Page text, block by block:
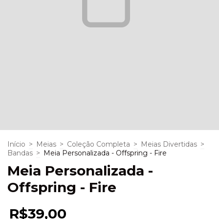
Início > Meias > Coleção Completa > Meias Divertidas >
Bandas > Meia Personalizada - Offspring - Fire
Meia Personalizada -
Offspring - Fire
R$39,00